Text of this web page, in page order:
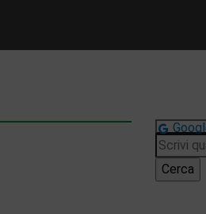
Ricerca
per: